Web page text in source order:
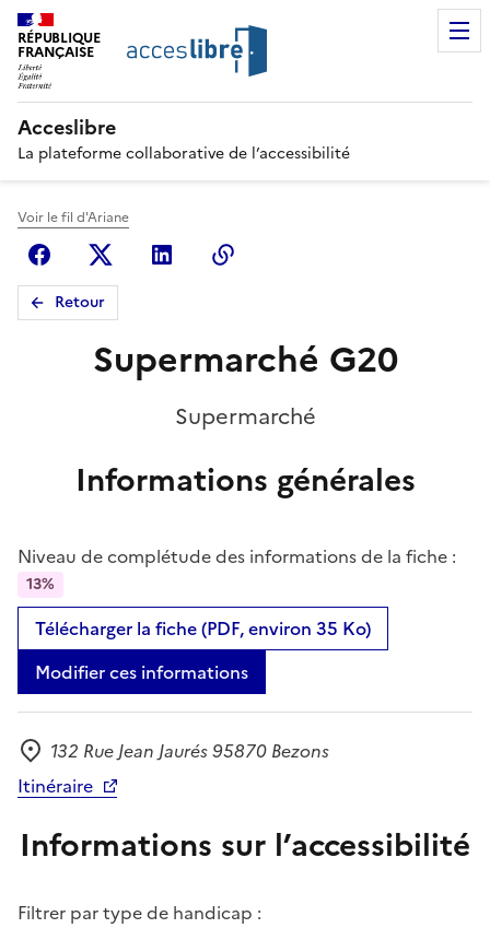
RÉPUBLIQUE
FRANÇAISE
Acceslibre
La plateforme collaborative de l’accessibilité
Voir le fil d'Ariane
FacebookX (anciennement Twitter)
Linkedin
Retour
Supermarché G20
Supermarché
Informations générales
Niveau de complétude des informations de la fiche :
13%
Télécharger la fiche (PDF, environ 35 Ko)
Modifier ces informations
Adresse
132 Rue Jean Jaurés 95870 Bezons
Itinéraire
Informations sur l’accessibilité
Filtrer par type de handicap :